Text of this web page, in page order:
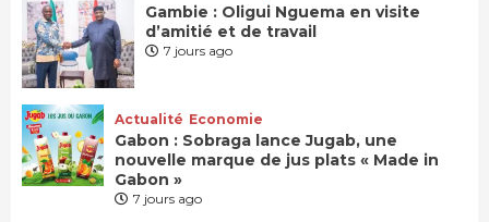
Gambie : Oligui Nguema en visite
d’amitié et de travail
7 jours ago
Actualité Economie
Gabon : Sobraga lance Jugab, une
nouvelle marque de jus plats « Made in
Gabon »
7 jours ago